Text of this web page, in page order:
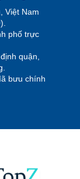
Việt Nam
phố trực
quận,
bưu chính